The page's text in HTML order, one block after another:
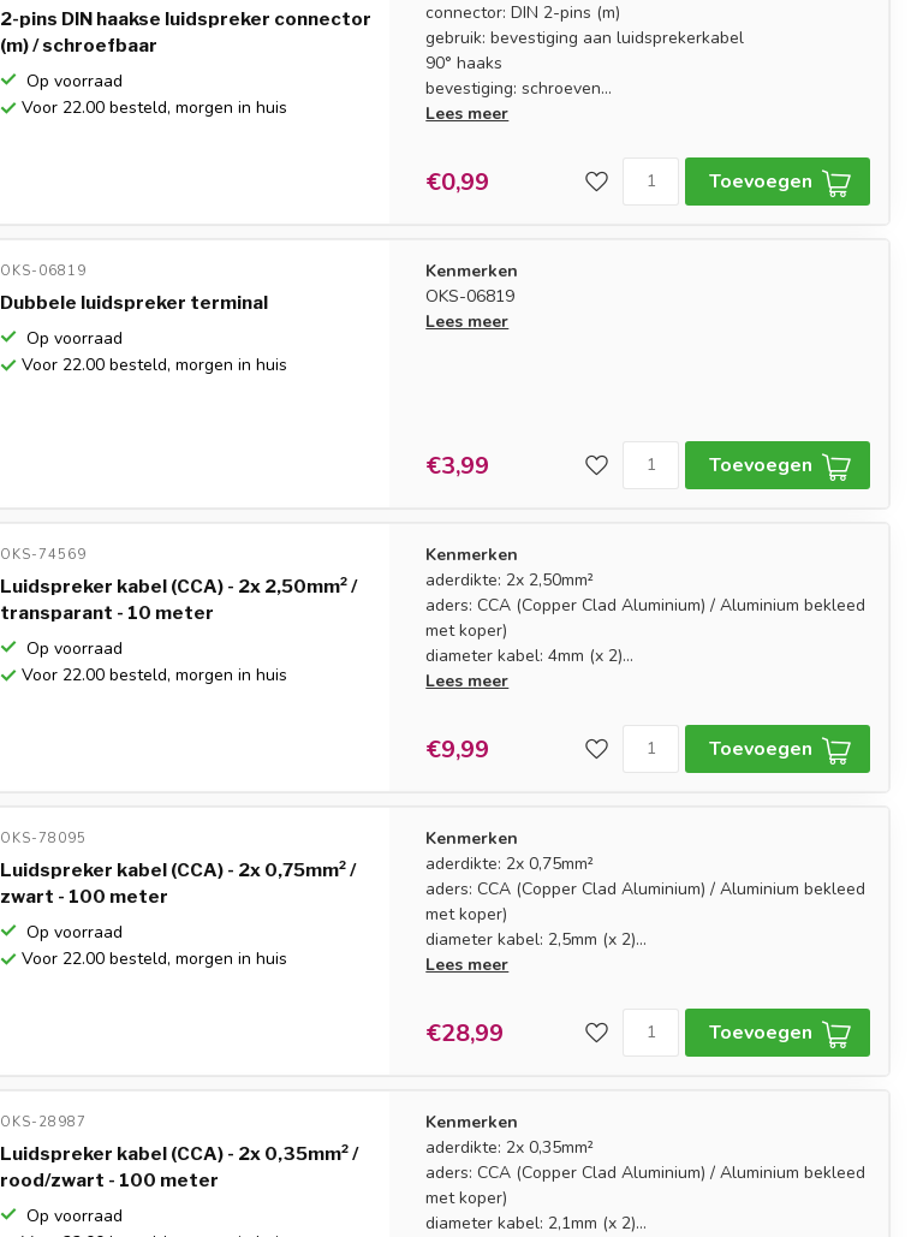
2-pins DIN haakse luidspreker connector
(m) / schroefbaar
Op voorraad
Voor 22.00 besteld, morgen in huis
connector: DIN 2-pins (m)
gebruik: bevestiging aan luidsprekerkabel
90° haaks
bevestiging: schroeven
trekontlasting: ja
Lees meer
€0,99 Toevoegen
OKS-06819
Dubbele luidspreker terminal
Op voorraad
Voor 22.00 besteld, morgen in huis
Kenmerken
OKS-06819
Lees meer
€3,99 Toevoegen
OKS-74569
Luidspreker kabel (CCA) - 2x 2,50mm² /
transparant - 10 meter
Op voorraad
Voor 22.00 besteld, morgen in huis
Kenmerken
aderdikte: 2x 2,50mm²
aders: CCA (Copper Clad Aluminium) / Aluminium bekleed
met koper)
diameter kabel: 4mm (x 2)
markering: polariteitsmarkering aan één zijde
Lees meer
€9,99 Toevoegen
OKS-78095
Luidspreker kabel (CCA) - 2x 0,75mm² /
zwart - 100 meter
Op voorraad
Voor 22.00 besteld, morgen in huis
Kenmerken
aderdikte: 2x 0,75mm²
aders: CCA (Copper Clad Aluminium) / Aluminium bekleed
met koper)
diameter kabel: 2,5mm (x 2)
markering: polariteitsmarkering aan één zijde
Lees meer
€28,99 Toevoegen
OKS-28987
Luidspreker kabel (CCA) - 2x 0,35mm² /
rood/zwart - 100 meter
Op voorraad
Kenmerken
aderdikte: 2x 0,35mm²
aders: CCA (Copper Clad Aluminium) / Aluminium bekleed
met koper)
diameter kabel: 2,1mm (x 2)